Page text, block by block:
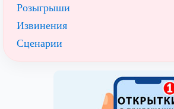
Розыгрыши
Извинения
Сценарии